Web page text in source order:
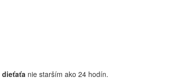
dieťaťa nie starším ako 24 hodín.